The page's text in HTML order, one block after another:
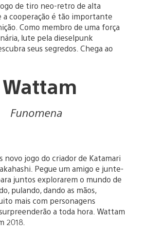
de tiro neo-retro de alta
a cooperação é tão importante
Como membro de uma força
lute pela dieselpunk
seus segredos. Chega ao
Wattam
Funomena
novo jogo do criador de Katamari
Pegue um amigo e junte-
juntos explorarem o mundo de
pulando, dando as mãos,
mais com personagens
a toda hora. Wattam
2018.